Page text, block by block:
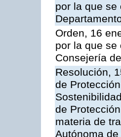
por la que se
Orden, 16
por la que se
Consejería
Resolución,
de
de
materia de
Autónoma